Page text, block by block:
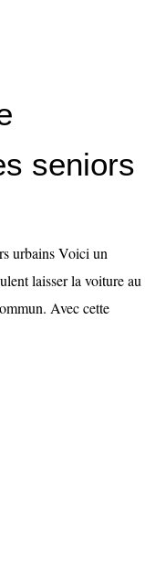
seniors
urbains Voici un
laisser la voiture au
Avec cette